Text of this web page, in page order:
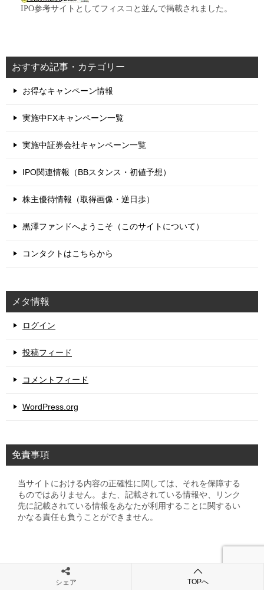
IPO参考サイトとしてフィスコと並んで掲載されました。
おすすめ記事・カテゴリー
お得なキャンペーン情報
実施中FXキャンペーン一覧
実施中証券会社キャンペーン一覧
IPO関連情報（BBスタンス・初値予想）
株主優待情報（取得画像・逆日歩）
黒澤ファンドへようこそ（このサイトについて）
コンタクトはこちらから
メタ情報
ログイン
投稿フィード
コメントフィード
WordPress.org
免責事項
当サイトにおける内容の正確性に関しては、それを保障する
ものではありません。また、記載されている情報や、リンク
先に記載されている情報をあなたが利用することに関するい
かなる責任も負うことができません。
© 2008 初心者の資産運用計画 黒澤ファンド
シェア TOPへ